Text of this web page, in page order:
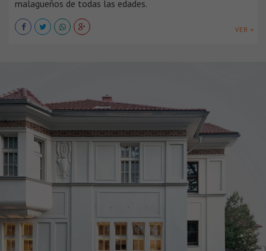
malagueños de todas las edades.
VER +